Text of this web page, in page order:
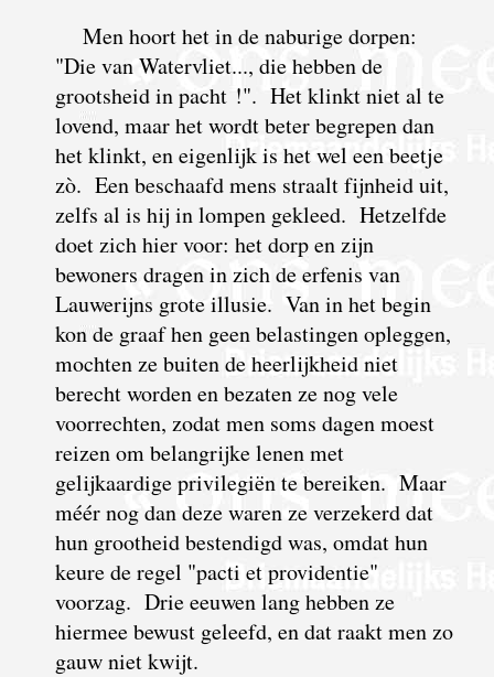
Men hoort het in de naburige dorpen:
"Die van Watervliet..., die hebben de
grootsheid in pacht !". Het klinkt niet al te
lovend, maar het wordt beter begrepen dan
het klinkt, en eigenlijk is het wel een beetje
zò. Een beschaafd mens straalt fijnheid uit,
zelfs al is hij in lompen gekleed. Hetzelfde
doet zich hier voor: het dorp en zijn
bewoners dragen in zich de erfenis van
Lauwerijns grote illusie. Vanin het begin
kon de graaf hen geen belastingen opleggen,
mochten ze buiten de heerlijkheid niet
berecht worden en bezaten ze nog vele
voorrechten, zodat men soms dagen moest
reizen om belangrijke lenen met
gelijkaardige privilegiën te bereiken. Maar
méér nog dan deze waren ze verzekerd dat
hun grootheid bestendigd was, omdat hun
keure de regel "pacti et providentie"
voorzag. Drie eeuwen lang hebben ze
hiermee bewust geleefd, en dat raakt men zo
gauw niet kwijt.